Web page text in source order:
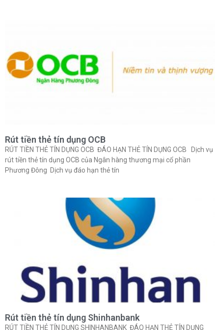
Rút tiền thẻ tín dụng OCB
RÚT TIỀN THẺ TÍN DỤNG OCB ĐÁO HẠN THẺ TÍN DỤNG OCB Dịch vụ
rút tiền thẻ tín dụng OCB của Ngân hàng thương mại cổ phần
Phương Đông Dịch vụ đáo hạn thẻ tín
Rút tiền thẻ tín dụng Shinhanbank
RÚT TIỀN THẺ TÍN DỤNG SHINHANBANK ĐÁO HẠN THẺ TÍN DỤNG